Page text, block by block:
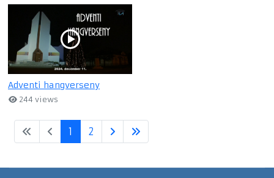
Adventi hangverseny
244 views
1 2